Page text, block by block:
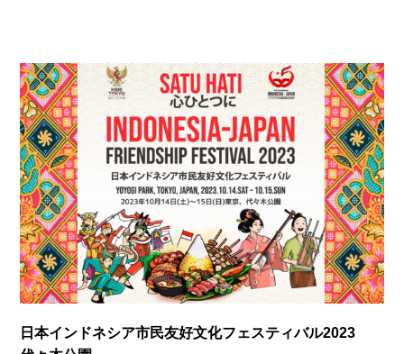
日本インドネシア市民友好文化フェスティバル2023